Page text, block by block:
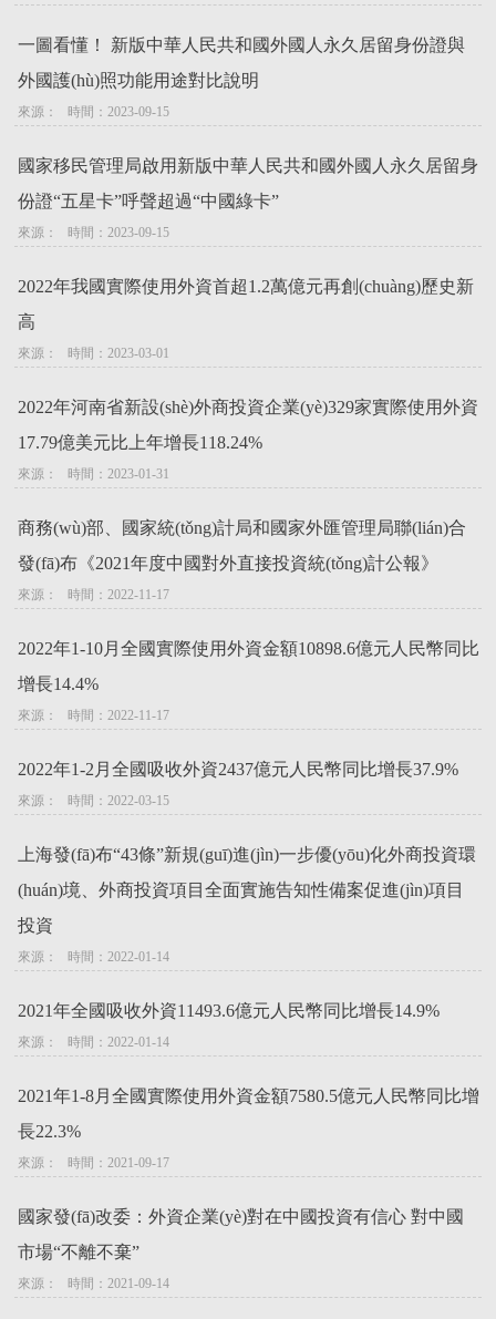
一圖看懂！ 新版中華人民共和國外國人永久居留身份證與
外國護(hù)照功能用途對比說明
來源：   時間：2023-09-15
國家移民管理局啟用新版中華人民共和國外國人永久居留身
份證“五星卡”呼聲超過“中國綠卡”
來源：   時間：2023-09-15
2022年我國實際使用外資首超1.2萬億元再創(chuàng)歷史新
高
來源：   時間：2023-03-01
2022年河南省新設(shè)外商投資企業(yè)329家實際使用外資
17.79億美元比上年增長118.24%
來源：   時間：2023-01-31
商務(wù)部、國家統(tǒng)計局和國家外匯管理局聯(lián)合
發(fā)布《2021年度中國對外直接投資統(tǒng)計公報》
來源：   時間：2022-11-17
2022年1-10月全國實際使用外資金額10898.6億元人民幣同比
增長14.4%
來源：   時間：2022-11-17
2022年1-2月全國吸收外資2437億元人民幣同比增長37.9%
來源：   時間：2022-03-15
上海發(fā)布“43條”新規(guī)進(jìn)一步優(yōu)化外商投資環
(huán)境、外商投資項目全面實施告知性備案促進(jìn)項目
投資
來源：   時間：2022-01-14
2021年全國吸收外資11493.6億元人民幣同比增長14.9%
來源：   時間：2022-01-14
2021年1-8月全國實際使用外資金額7580.5億元人民幣同比增
長22.3%
來源：   時間：2021-09-17
國家發(fā)改委：外資企業(yè)對在中國投資有信心 對中國
市場“不離不棄”
來源：   時間：2021-09-14